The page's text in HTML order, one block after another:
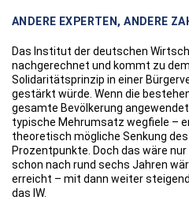
ANDERE EXPERTEN, ANDERE
Das Institut der deutschen
nachgerechnet und kommt zu
Solidaritätsprinzip in einer
gestärkt würde. Wenn die
gesamte Bevölkerung
typische Mehrumsatz wegfiele –
theoretisch mögliche Senkung
Prozentpunkte. Doch das wäre
schon nach rund sechs Jahren
erreicht – mit dann weiter
das IW.